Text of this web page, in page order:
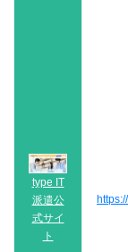
type IT
派遣公
式サイ
ト